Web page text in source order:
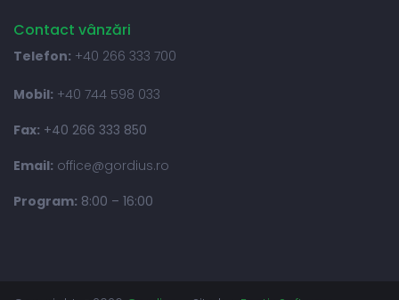
Contact vânzări
Telefon: +40 266 333 700
Mobil: +40 744 598 033
Fax: +40 266 333 850
Email: office@gordius.ro
Program: 8:00 – 16:00